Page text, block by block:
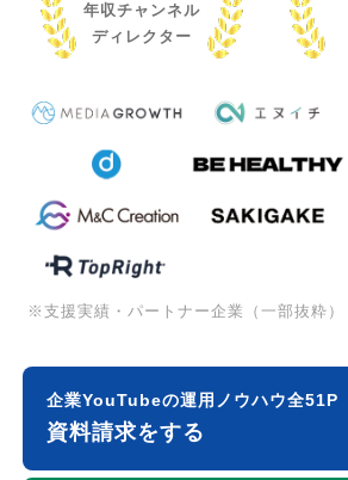
年収チャンネル
ディレクター
※支援実績・パートナー企業（一部抜粋）
企業YouTubeの運用ノウハウ全51P
資料請求をする